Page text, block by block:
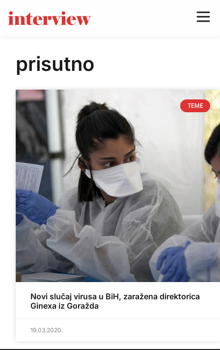
prisutno
TEME
Novi slučaj virusa u BiH, zaražena direktorica
Ginexa iz Goražda
19.03.2020.